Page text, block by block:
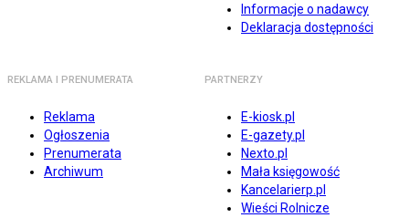
Informacje o nadawcy
Deklaracja dostępności
REKLAMA I PRENUMERATA
Reklama
Ogłoszenia
Prenumerata
Archiwum
PARTNERZY
E-kiosk.pl
E-gazety.pl
Nexto.pl
Mała księgowość
Kancelarierp.pl
Wieści Rolnicze